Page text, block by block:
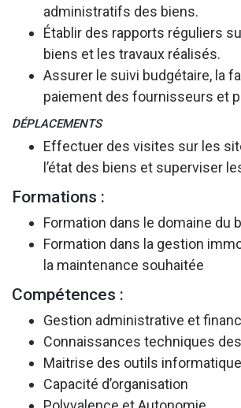
administratifs des biens.
Établir des rapports réguliers
biens et les travaux réalisés.
Assurer le suivi budgétaire, la
paiement des fournisseurs et
DÉPLACEMENTS
Effectuer des visites sur les
l’état des biens et superviser
Formations :
Formation dans le domaine du
Formation dans la gestion
la maintenance souhaitée
Compétences :
Gestion administrative et
Connaissances techniques
Maitrise des outils
Capacité d’organisation